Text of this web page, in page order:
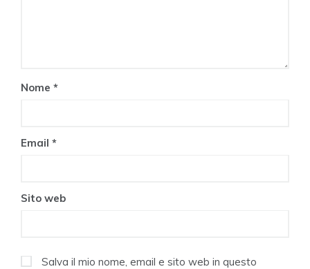
Nome *
Email *
Sito web
Salva il mio nome, email e sito web in questo